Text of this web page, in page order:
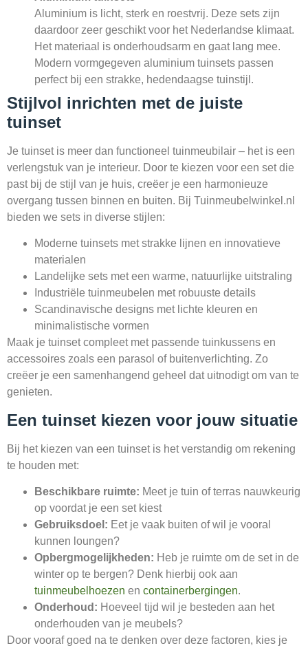
Aluminium is licht, sterk en roestvrij. Deze sets zijn
daardoor zeer geschikt voor het Nederlandse klimaat.
Het materiaal is onderhoudsarm en gaat lang mee.
Modern vormgegeven aluminium tuinsets passen
perfect bij een strakke, hedendaagse tuinstijl.
Stijlvol inrichten met de juiste
tuinset
Je tuinset is meer dan functioneel tuinmeubilair – het is een
verlengstuk van je interieur. Door te kiezen voor een set die
past bij de stijl van je huis, creëer je een harmonieuze
overgang tussen binnen en buiten. Bij Tuinmeubelwinkel.nl
bieden we sets in diverse stijlen:
Moderne tuinsets met strakke lijnen en innovatieve
materialen
Landelijke sets met een warme, natuurlijke uitstraling
Industriële tuinmeubelen met robuuste details
Scandinavische designs met lichte kleuren en
minimalistische vormen
Maak je tuinset compleet met passende tuinkussens en
accessoires zoals een parasol of buitenverlichting. Zo
creëer je een samenhangend geheel dat uitnodigt om van te
genieten.
Een tuinset kiezen voor jouw situatie
Bij het kiezen van een tuinset is het verstandig om rekening
te houden met:
Beschikbare ruimte: Meet je tuin of terras nauwkeurig
op voordat je een set kiest
Gebruiksdoel: Eet je vaak buiten of wil je vooral
kunnen loungen?
Opbergmogelijkheden: Heb je ruimte om de set in de
winter op te bergen? Denk hierbij ook aan
tuinmeubelhoezen en containerbergingen.
Onderhoud: Hoeveel tijd wil je besteden aan het
onderhouden van je meubels?
Door vooraf goed na te denken over deze factoren, kies je